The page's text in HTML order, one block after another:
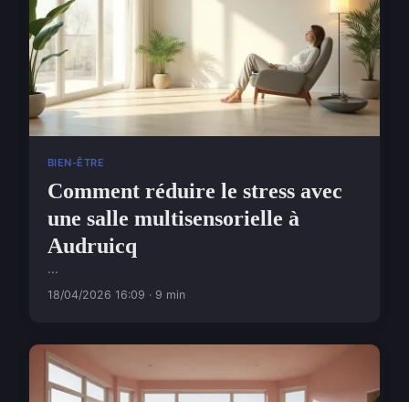
BIEN-ÊTRE
Comment réduire le stress avec
une salle multisensorielle à
Audruicq
...
18/04/2026 16:09 · 9 min